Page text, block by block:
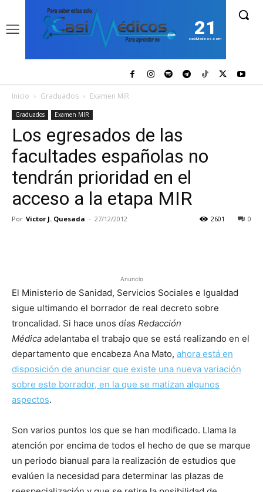
21
casiMedicos.com
Inicio Graduados Examen MIR
Graduados Examen MIR
Los egresados de las
facultades españolas no
tendrán prioridad en el
acceso a la etapa MIR
Por Victor J. Quesada - 27/12/2012 0
2601
Anuncio
El Ministerio de Sanidad, Servicios Sociales e Igualdad
sigue ultimando el borrador de real decreto sobre
troncalidad. Si hace unos días Redacción
Médica adelantaba el trabajo que se está realizando en el
departamento que encabeza Ana Mato, ahora está en
disposición de anunciar que existe una nueva variación
sobre este borrador, en la que se matizan algunos
aspectos.
Son varios puntos los que se han modificado. Llama la
atención por encima de todos el hecho de que se marque
un periodo bianual para la realización de estudios que
evalúen la necesidad para determinar las plazas de